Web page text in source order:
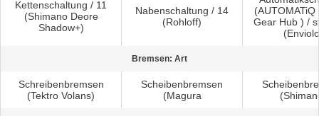
Kettenschaltung / 11
(Shimano Deore
Shadow+)
Nabenschaltung / 14
(Rohloff)
(AUTOMATiQ
Gear Hub ) /
Bremsen: Art
Schreibenbremsen
(Tektro Volans)
Scheibenbremsen
(Magura